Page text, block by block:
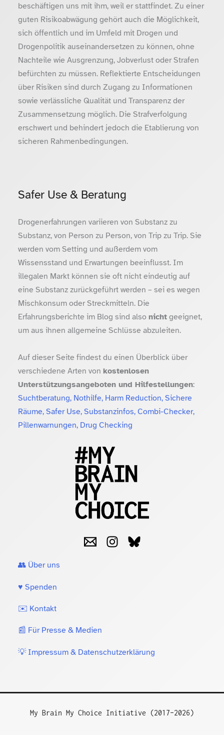
beschäftigen uns mit ihm, weil er stattfindet. Zu einer
guten Risikoabwägung gehört auch die Möglichkeit,
sich öffentlich und im Umfeld mit Drogen und
Drogenpolitik auseinandersetzen zu können, ohne
Nachteile wie Ausgrenzung, Jobverlust oder Strafen
befürchten zu müssen. Reflektierte Entscheidungen
über Risiken sind durch Zugang zu Informationen
sowie verlässliche Qualität und Transparenz der
Zusammensetzung möglich. Die Strafverfolgung
erschwert und behindert jedoch die Etablierung von
sicheren Rahmenbedingungen.
Safer Use & Beratung
Drogenerfahrungen variieren von Substanz zu
Substanz, von Person zu Person, von Trip zu Trip. Sie
werden vom Setting und außerdem vom
Wissensstand und Erwartungen beeinflusst. Im
illegalen Markt können sie oft nicht eindeutig auf
eine Substanz zurückgeführt werden – sei es wegen
Mischkonsum oder Streckmitteln. Die
Erfahrungsberichte im Blog sind also nichtgeeignet,
um aus ihnen allgemeine Schlüsse abzuleiten.
Auf dieser Seite findest du einen Überblick über
verschiedene Arten von kostenlosen
Unterstützungsangeboten und Hilfestellungen:
Suchtberatung, Nothilfe, Harm Reduction, Sichere
Räume, Safer Use, Substanzinfos, Combi-Checker,
Pillenwarnungen, Drug Checking
👥 Über uns
♥️ Spenden
✉️ Kontakt
📰 Für Presse & Medien
💡 Impressum & Datenschutzerklärung
My Brain My Choice Initiative (2017–2026)